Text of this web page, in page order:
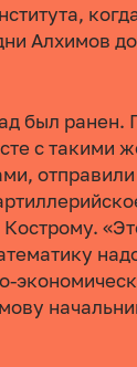
Алхимов
был ранен.
с такими
отправили